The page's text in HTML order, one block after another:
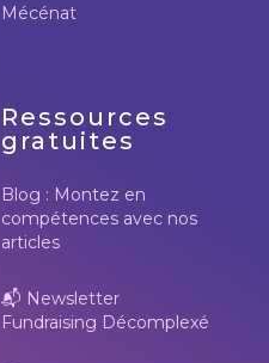
Mécénat
Ressources
gratuites
Blog : Montez en
compétences avec nos
articles
📬 Newsletter
Fundraising Décomplexé